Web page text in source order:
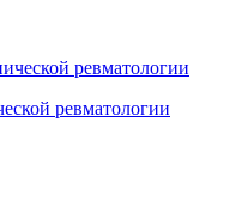
ревматологии